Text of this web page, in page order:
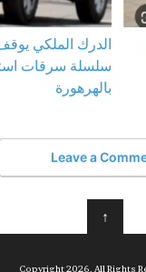
الدرك الملكي يوقف
سلسلة سرقات
بالهرهورة
Leave a
↑